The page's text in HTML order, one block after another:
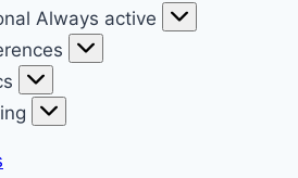
Always active